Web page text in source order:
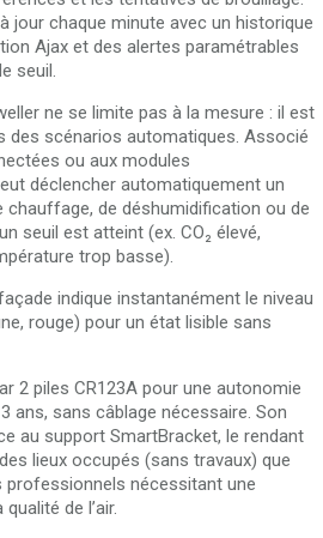
jour chaque minute avec un historique
Ajax et des alertes paramétrables
seuil.
ne se limite pas à la mesure : il est
des scénarios automatiques. Associé
ou aux modules
déclencher automatiquement un
chauffage, de déshumidification ou de
seuil est atteint (ex. CO₂ élevé,
trop basse).
indique instantanément le niveau
rouge) pour un état lisible sans
2 piles CR123A pour une autonomie
ans, sans câblage nécessaire. Son
au support SmartBracket, le rendant
lieux occupés (sans travaux) que
professionnels nécessitant une
de l’air.